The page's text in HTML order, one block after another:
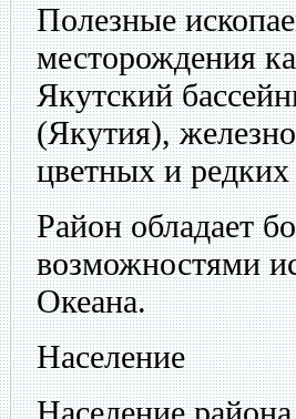
Полезные
месторождения
Якутский
(Якутия),
цветных и редких
Район обладает
возможностями
Океана.
Население